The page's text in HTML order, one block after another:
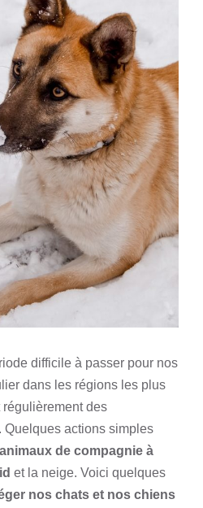
difficile à passer pour nos
dans les régions les plus
des
Quelques actions simples
de compagnie à
et la neige. Voici quelques
nos chats et nos chiens